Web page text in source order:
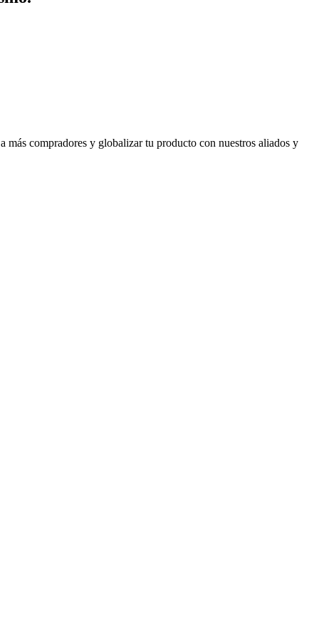
más compradores y globalizar tu producto con nuestros aliados y